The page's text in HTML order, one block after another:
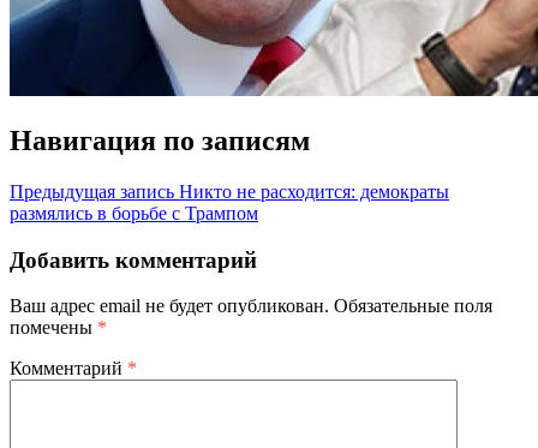
Навигация по записям
Предыдущая запись Никто не расходится: демократы
размялись в борьбе с Трампом
Добавить комментарий
Ваш адрес email не будет опубликован. Обязательные поля
помечены *
Комментарий *